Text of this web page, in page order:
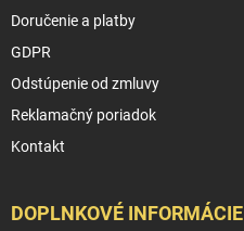
Doručenie a platby
GDPR
Odstúpenie od zmluvy
Reklamačný poriadok
Kontakt
DOPLNKOVÉ INFORMÁCIE